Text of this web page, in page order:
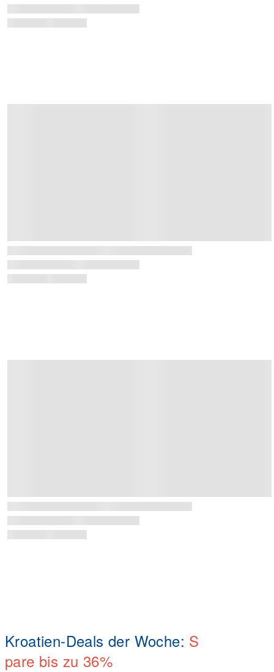
Kroatien-Deals der Woche: S
pare bis zu 36%